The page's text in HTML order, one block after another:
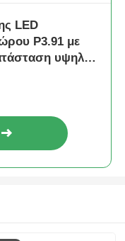
LED
P3.91 με
υψηλής